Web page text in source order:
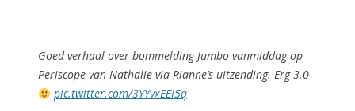
Goed verhaal over bommelding Jumbo vanmiddag op
Periscope van Nathalie via Rianne’s uitzending. Erg 3.0
pic.twitter.com/3YYvxEEI5q